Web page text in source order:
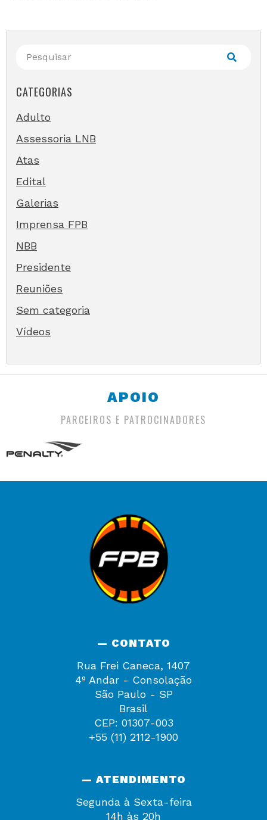
CATEGORIAS
Adulto
Assessoria LNB
Atas
Edital
Galerias
Imprensa FPB
NBB
Presidente
Reuniões
Sem categoria
Vídeos
APOIO
PARCEIROS E PATROCINADORES
— CONTATO
Rua Frei Caneca, 1407
4º Andar - Consolação
São Paulo - SP
Brasil
CEP: 01307-003
+55 (11) 2112-1900
— ATENDIMENTO
Segunda à Sexta-feira
14h às 20h